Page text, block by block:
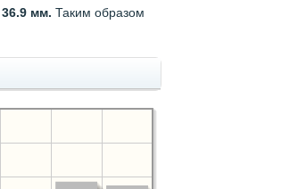
36.9 мм. Таким образом